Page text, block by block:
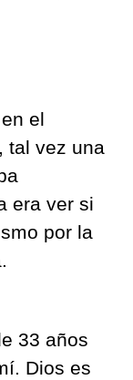
el
tal vez una
era ver si
por la
33 años
Dios es